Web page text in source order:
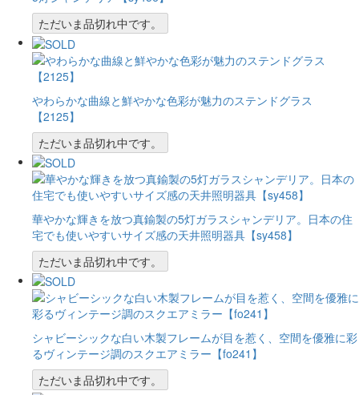
ただいま品切れ中です。
やわらかな曲線と鮮やかな色彩が魅力のステンドグラス
【2125】
ただいま品切れ中です。
華やかな輝きを放つ真鍮製の5灯ガラスシャンデリア。日本の住
宅でも使いやすいサイズ感の天井照明器具【sy458】
ただいま品切れ中です。
シャビーシックな白い木製フレームが目を惹く、空間を優雅に彩
るヴィンテージ調のスクエアミラー【fo241】
ただいま品切れ中です。